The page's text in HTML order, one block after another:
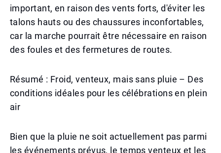
important, en raison des vents forts, d'éviter les
talons hauts ou des chaussures inconfortables,
car la marche pourrait être nécessaire en raison
des foules et des fermetures de routes.
Résumé : Froid, venteux, mais sans pluie – Des
conditions idéales pour les célébrations en plein
air
Bien que la pluie ne soit actuellement pas parmi
les événements prévus, le temps venteux et les